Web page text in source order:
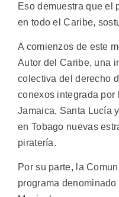
Eso demuestra que el
en todo el Caribe,
A comienzos de este
Autor del Caribe, una
colectiva del derecho
conexos integrada por
Jamaica, Santa Lucía
en Tobago nuevas
piratería.
Por su parte, la
programa